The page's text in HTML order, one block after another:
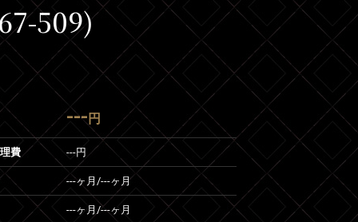
509)
--- 円
費 ---円
---ヶ月 /---ヶ月
---ヶ月 /---ヶ月